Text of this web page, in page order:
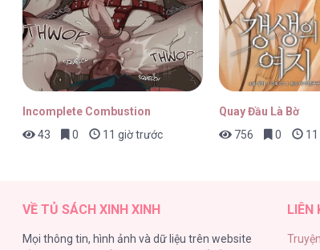
Mỗi Ngày Đều Muốn Làm Bệnh Kiều
Incomplete Combustion
43
0 11 giờ trước
Quay Đầu Là Bờ
756
0 11
VỀ TỦ SÁCH XINH XINH
Mọi thông tin, hình ảnh và dữ liệu trên website
LIÊN